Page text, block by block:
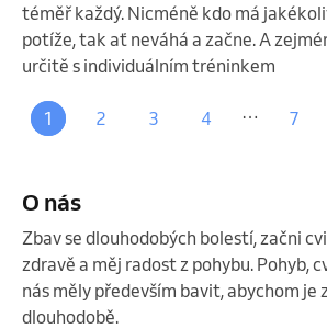
téměř každý. Nicméně kdo má
potíže, tak ať neváhá a začne. A
určitě s individuálním tréninkem
1 2 3 4 … 7
O nás
Zbav se dlouhodobých bolestí, začni
zdravě a měj radost z pohybu. Pohyb,
nás měly především bavit, abychom je
dlouhodobě.